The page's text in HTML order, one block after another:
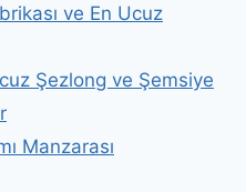
ve En Ucuz
Şezlong ve Şemsiye
Manzarası